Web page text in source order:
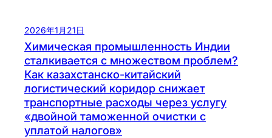
2026年1月21日
Химическая промышленность Индии
сталкивается с множеством проблем?
Как казахстанско-китайский
логистический коридор снижает
транспортные расходы через услугу
«двойной таможенной очистки с
уплатой налогов»